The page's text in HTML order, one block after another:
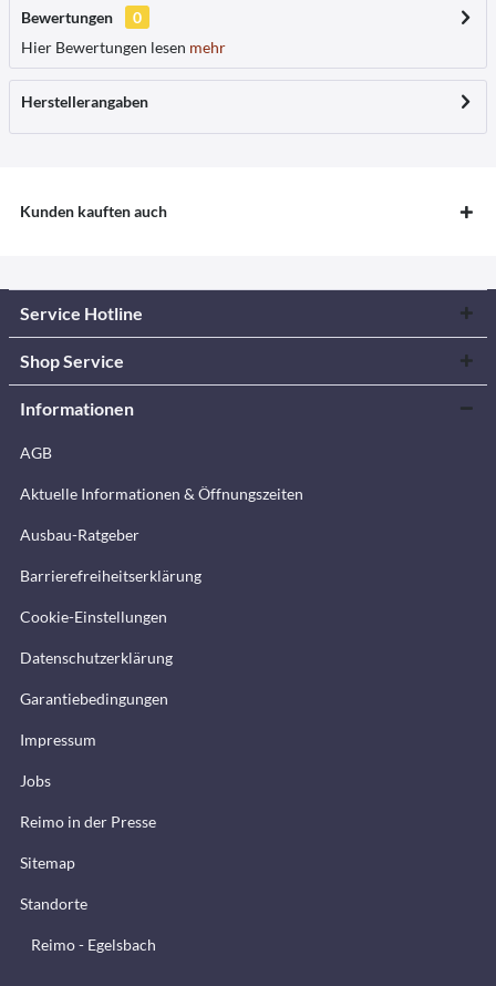
Bewertungen
0
Hier Bewertungen lesen mehr
Herstellerangaben
Kunden kauften auch
Service Hotline
Shop Service
Informationen
AGB
Aktuelle Informationen & Öffnungszeiten
Ausbau-Ratgeber
Barrierefreiheitserklärung
Cookie-Einstellungen
Datenschutzerklärung
Garantiebedingungen
Impressum
Jobs
Reimo in der Presse
Sitemap
Standorte
Reimo - Egelsbach